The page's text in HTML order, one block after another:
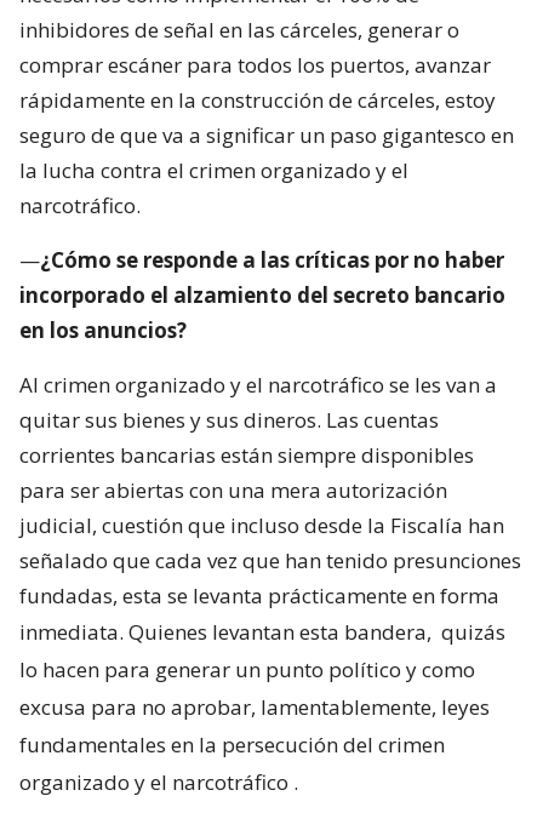
inhibidores de señal en las cárceles, generar o
comprar escáner para todos los puertos, avanzar
rápidamente en la construcción de cárceles, estoy
seguro de que va a significar un paso gigantesco en
la lucha contra el crimen organizado y el
narcotráfico.
—¿Cómo se responde a las críticas por no haber
incorporado el alzamiento del secreto bancario
en los anuncios?
Al crimen organizado y el narcotráfico se les van a
quitar sus bienes y sus dineros. Las cuentas
corrientes bancarias están siempre disponibles
para ser abiertas con una mera autorización
judicial, cuestión que incluso desde la Fiscalía han
señalado que cada vez que han tenido presunciones
fundadas, esta se levanta prácticamente en forma
inmediata. Quienes levantan esta bandera, quizás
lo hacen para generar un punto político y como
excusa para no aprobar, lamentablemente, leyes
fundamentales en la persecución del crimen
organizado y el narcotráfico .